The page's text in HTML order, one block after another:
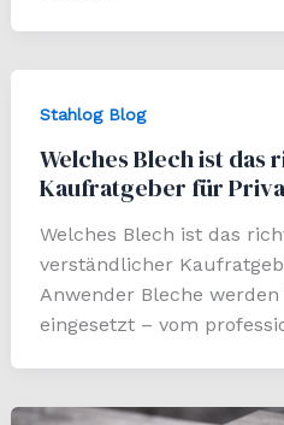
Stahlog Blog
Welches Blech ist
Kaufratgeber für
Welches Blech ist das
verständlicher
Anwender Bleche
eingesetzt – vom